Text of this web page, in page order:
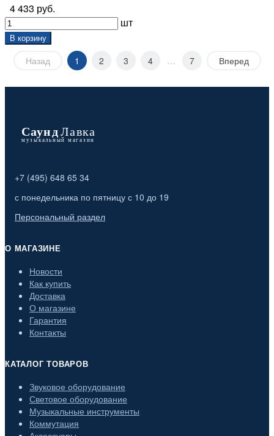
4 433 руб.
шт
В корзину
Назад 1 2 3 4 … 7 Вперед
+7 (495) 648 65 34
с понедельника по пятницу с 10 до 19
Персональный раздел
О МАГАЗИНЕ
Новости
Как купить
Доставка
О магазине
Гарантия
Контакты
КАТАЛОГ ТОВАРОВ
Звуковое оборудование
Световое оборудование
Музыкальные инструменты
Коммутация